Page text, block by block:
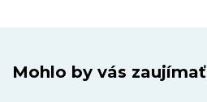
Mohlo by vás zaujímať